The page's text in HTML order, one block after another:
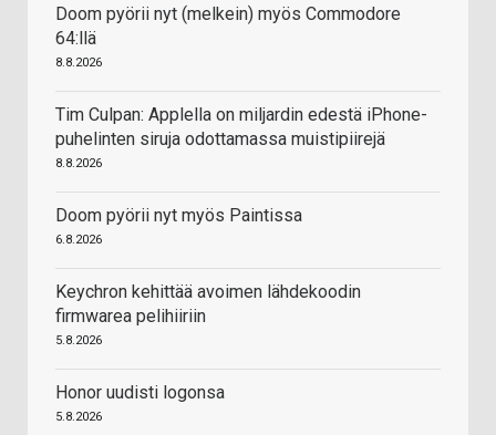
Doom pyörii nyt (melkein) myös Commodore
64:llä
8.8.2026
Tim Culpan: Applella on miljardin edestä iPhone-
puhelinten siruja odottamassa muistipiirejä
8.8.2026
Doom pyörii nyt myös Paintissa
6.8.2026
Keychron kehittää avoimen lähdekoodin
firmwarea pelihiiriin
5.8.2026
Honor uudisti logonsa
5.8.2026